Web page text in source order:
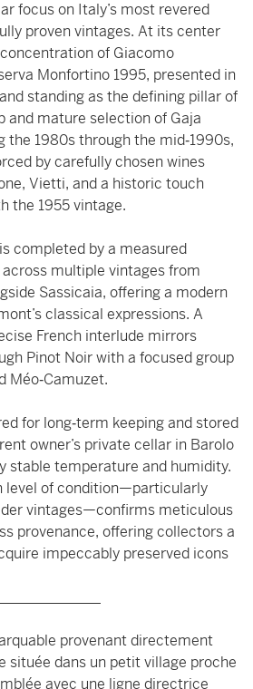
focus on Italy’s most revered
proven vintages. At its center
of Giacomo
Monfortino 1995, presented in
standing as the defining pillar of
and mature selection of Gaja
the 1980s through the mid‑1990s,
by carefully chosen wines
Vietti, and a historic touch
the 1955 vintage.
completed by a measured
multiple vintages from
Sassicaia, offering a modern
classical expressions. A
French interlude mirrors
Pinot Noir with a focused group
Méo‑Camuzet.
for long‑term keeping and stored
owner’s private cellar in Barolo
stable temperature and humidity.
level of condition—particularly
vintages—confirms meticulous
provenance, offering collectors a
impeccably preserved icons
provenant directement
située dans un petit village proche
avec une ligne directrice